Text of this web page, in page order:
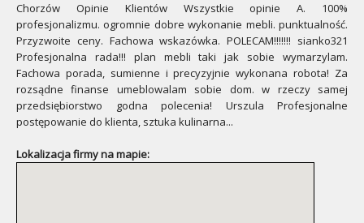
Chorzów Opinie Klientów Wszystkie opinie A. 100%
profesjonalizmu. ogromnie dobre wykonanie mebli. punktualność.
Przyzwoite ceny. Fachowa wskazówka. POLECAM!!!!!!! sianko321
Profesjonalna rada!!! plan mebli taki jak sobie wymarzylam.
Fachowa porada, sumienne i precyzyjnie wykonana robota! Za
rozsądne finanse umeblowalam sobie dom. w rzeczy samej
przedsiębiorstwo godna polecenia! Urszula Profesjonalne
postępowanie do klienta, sztuka kulinarna...
Lokalizacja firmy na mapie: